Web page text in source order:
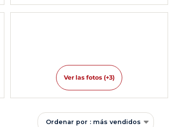
Ver las fotos (+3)
Ordenar por : más vendidos